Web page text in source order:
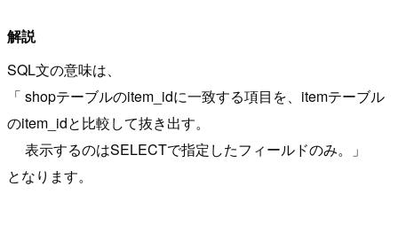
解説
SQL文の意味は、
「 shopテーブルのitem_idに一致する項目を、itemテーブル
のitem_idと比較して抜き出す。
表示するのはSELECTで指定したフィールドのみ。」
となります。